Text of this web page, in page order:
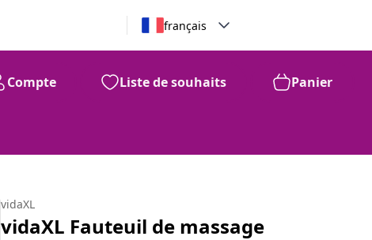
français
Compte Liste de souhaits Panier
vidaXL
vidaXL Fauteuil de massage